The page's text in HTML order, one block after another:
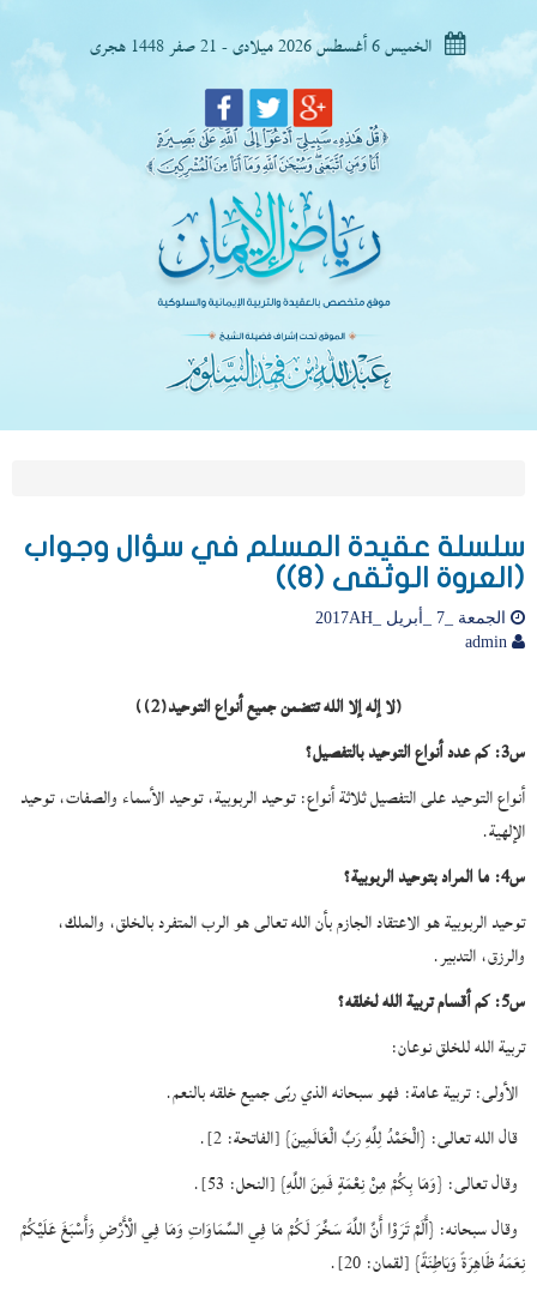
الخميس 6 أغسطس 2026 ميلادى - 21 صفر 1448 هجرى
سلسلة عقيدة المسلم في سؤال وجواب
(العروة الوثقى (8))
الجمعة _7 _أبريل _2017AH
(لا إله إلا الله تتضمن جميع أنواع التوحيد(2))
س3: كم عدد أنواع التوحيد بالتفصيل؟
أنواع التوحيد على التفصيل ثلاثة أنواع: توحيد الربوبية، توحيد الأسماء والصفات، توحيد
الإلهية.
س4: ما المراد بتوحيد الربوبية؟
توحيد الربوبية هو الاعتقاد الجازم بأن الله تعالى هو الرب المتفرد بالخلق، والملك،
والرزق، التدبير.
س5: كم أقسام تربية الله لخلقه؟
تربية الله للخلق نوعان:
الأولى: تربية عامة: فهو سبحانه الذي ربّى جميع خلقه بالنعم.
قال الله تعالى: {الْحَمْدُ لِلَّهِ رَبِّ الْعَالَمِينَ} [الفاتحة: 2].
وقال تعالى: {وَمَا بِكُمْ مِنْ نِعْمَةٍ فَمِنَ اللَّهِ} [النحل: 53].
وقال سبحانه: {أَلَمْ تَرَوْا أَنَّ اللَّهَ سَخَّرَ لَكُمْ مَا فِي السَّمَاوَاتِ وَمَا فِي الْأَرْضِ وَأَسْبَغَ عَلَيْكُمْ
نِعَمَهُ ظَاهِرَةً وَبَاطِنَةً} [لقمان: 20].